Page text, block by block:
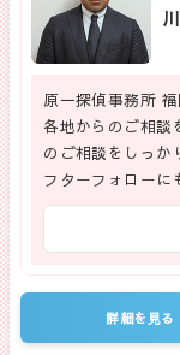
原一探偵事務所
各地からのご相談
のご相談をしっか
フターフォロー
詳細を見る